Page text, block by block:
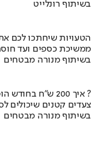
בשיתוף רונלייט
הטעויות שיחתכו לכם
ממשיכת כספים ועד
בשיתוף מנורה מבטחים
איך 200 ש"ח בחודש הופכים ל140 אלף ?
צעדים קטנים שיכולים
בשיתוף מנורה מבטחים